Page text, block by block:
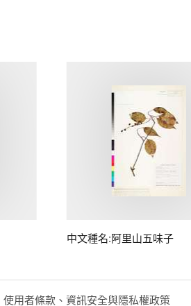
中文種名:阿里山五味子
使用者條款、資訊安全與隱私權政策